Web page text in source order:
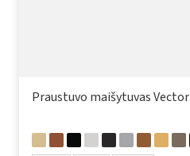
Praustuvo maišytuvas Vector